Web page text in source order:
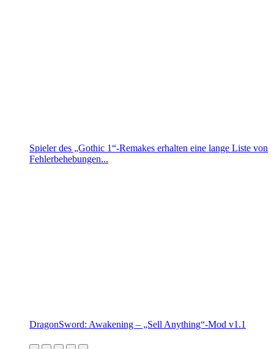
Spieler des „Gothic 1“-Remakes erhalten eine lange Liste von
Fehlerbehebungen...
DragonSword: Awakening – „Sell Anything“-Mod v1.1